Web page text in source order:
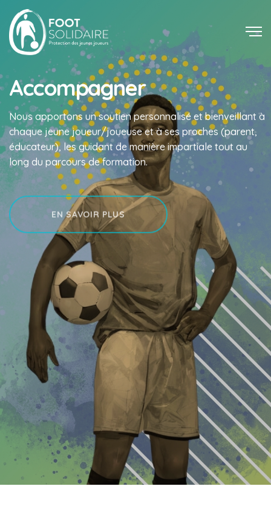
Accompagner
Nous apportons un soutien personnalisé et bienveillant à
chaque jeune joueur/joueuse et à ses proches (parent,
éducateur), les guidant de manière impartiale tout au
long du parcours de formation.
EN SAVOIR PLUS